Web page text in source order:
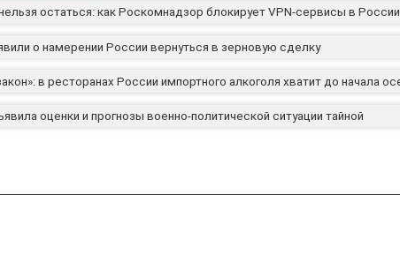
остаться: как Роскомнадзор блокирует VPN-сервисы в России
о намерении России вернуться в зерновую сделку
в ресторанах России импортного алкоголя хватит до начала
оценки и прогнозы военно-политической ситуации тайной